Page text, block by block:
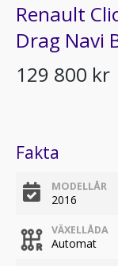
Renault
Drag Navi
129 800 kr
Fakta
MODELLÅR
2016
VÄXELLÅDA
Automat